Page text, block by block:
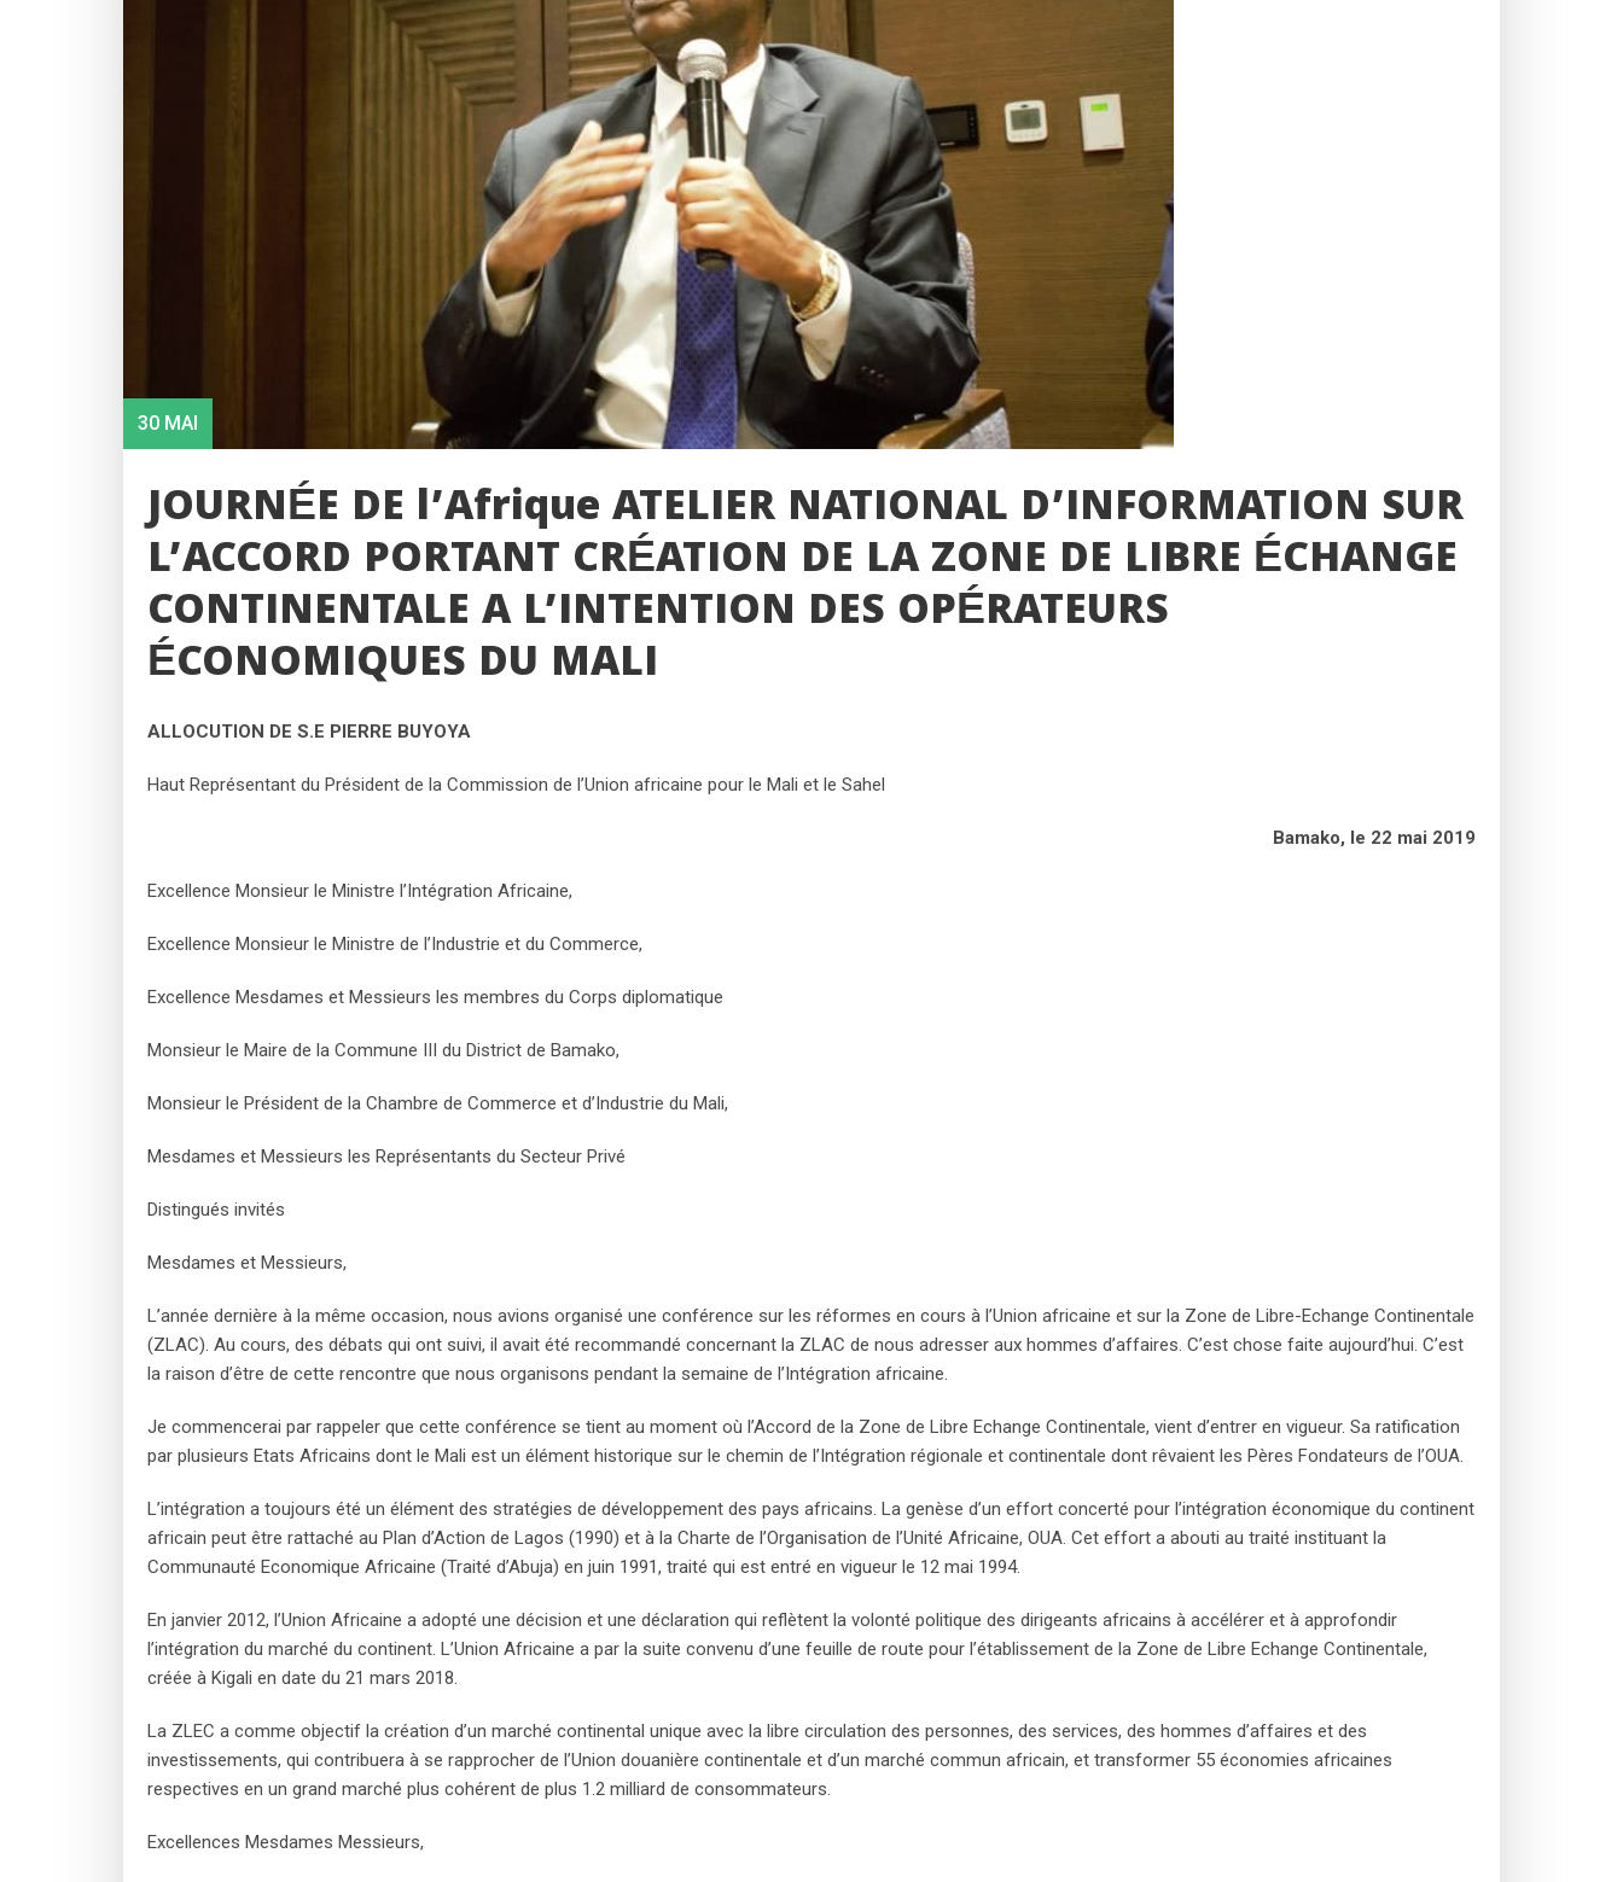
30 MAI
JOURNÉE DE l’Afrique ATELIER NATIONAL D’INFORMATION SUR
L’ACCORD PORTANT CRÉATION DE LA ZONE DE LIBRE ÉCHANGE
CONTINENTALE A L’INTENTION DES OPÉRATEURS
ÉCONOMIQUES DU MALI
ALLOCUTION DE S.E PIERRE BUYOYA
Haut Représentant du Président de la Commission de l’Union africaine pour le Mali et le Sahel
Bamako, le 22 mai 2019
Excellence Monsieur le Ministre l’Intégration Africaine,
Excellence Monsieur le Ministre de l’Industrie et du Commerce,
Excellence Mesdames et Messieurs les membres du Corps diplomatique
Monsieur le Maire de la Commune III du District de Bamako,
Monsieur le Président de la Chambre de Commerce et d’Industrie du Mali,
Mesdames et Messieurs les Représentants du Secteur Privé
Distingués invités
Mesdames et Messieurs,
L’année dernière à la même occasion, nous avions organisé une conférence sur les réformes en cours à l’Union africaine et sur la Zone de Libre-Echange Continentale
(ZLAC). Au cours, des débats qui ont suivi, il avait été recommandé concernant la ZLAC de nous adresser aux hommes d’affaires. C’est chose faite aujourd’hui. C’est
la raison d’être de cette rencontre que nous organisons pendant la semaine de l’Intégration africaine.
Je commencerai par rappeler que cette conférence se tient au moment où l’Accord de la Zone de Libre Echange Continentale, vient d’entrer en vigueur. Sa ratification
par plusieurs Etats Africains dont le Mali est un élément historique sur le chemin de l’Intégration régionale et continentale dont rêvaient les Pères Fondateurs de l’OUA.
L’intégration a toujours été un élément des stratégies de développement des pays africains. La genèse d’un effort concerté pour l’intégration économique du continent
africain peut être rattaché au Plan d’Action de Lagos (1990) et à la Charte de l’Organisation de l’Unité Africaine, OUA. Cet effort a abouti au traité instituant la
Communauté Economique Africaine (Traité d’Abuja) en juin 1991, traité qui est entré en vigueur le 12 mai 1994.
En janvier 2012, l’Union Africaine a adopté une décision et une déclaration qui reflètent la volonté politique des dirigeants africains à accélérer et à approfondir
l’intégration du marché du continent. L’Union Africaine a par la suite convenu d’une feuille de route pour l’établissement de la Zone de Libre Echange Continentale,
créée à Kigali en date du 21 mars 2018.
La ZLEC a comme objectif la création d’un marché continental unique avec la libre circulation des personnes, des services, des hommes d’affaires et des
investissements, qui contribuera à se rapprocher de l’Union douanière continentale et d’un marché commun africain, et transformer 55 économies africaines
respectives en un grand marché plus cohérent de plus 1.2 milliard de consommateurs.
Excellences Mesdames Messieurs,